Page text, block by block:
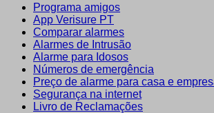
Programa amigos
App Verisure PT
Comparar alarmes
Alarmes de Intrusão
Alarme para Idosos
Números de emergência
Preço de alarme para casa e
Segurança na internet
Livro de Reclamações